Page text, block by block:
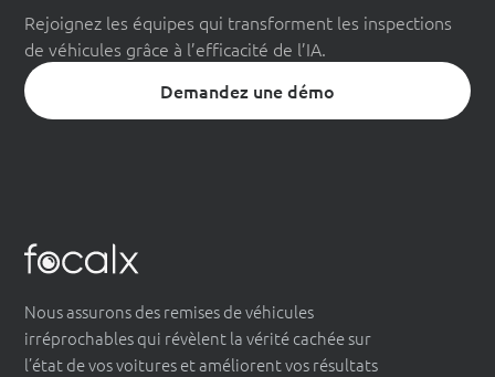
Rejoignez les équipes qui transforment les inspections
de véhicules grâce à l’efficacité de l’IA.
Demandez une démo
Nous assurons des remises de véhicules
irréprochables qui révèlent la vérité cachée sur
l’état de vos voitures et améliorent vos résultats